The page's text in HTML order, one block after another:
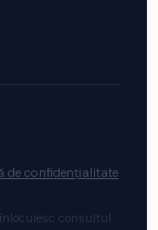
de confidențialitate
consultul